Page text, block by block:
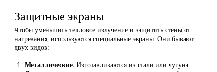
Защитные экраны
Чтобы уменьшить тепловое излучение и защитить стены от
нагревания, используются специальные экраны. Они бывают
двух видов:
Металлические. Изготавливаются из стали или чугуна.